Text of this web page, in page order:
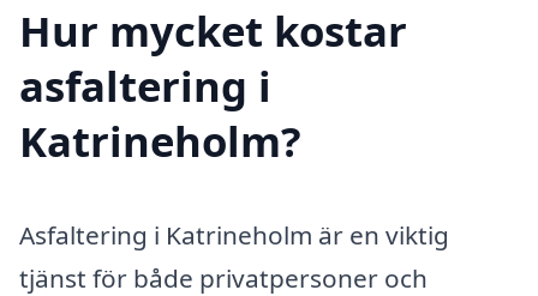
Hur mycket kostar
asfaltering i
Katrineholm?
Asfaltering i Katrineholm är en viktig
tjänst för både privatpersoner och